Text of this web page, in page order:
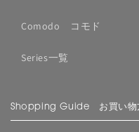
Comodo コモド
Series一覧
Shopping Guide お買い物